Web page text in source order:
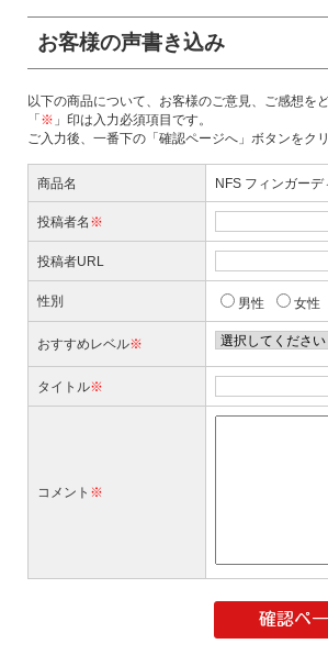
お客様の声書き込み
以下の商品について、お客様のご意見、ご感想を
「※ 」印は入力必須項目です。
ご入力後、一番下の「確認ページへ」ボタンをク
商品名 NFS フィンガーデ
投稿者名 ※
投稿者URL
性別 男性 女性
おすすめレベル※
タイトル※
コメント ※